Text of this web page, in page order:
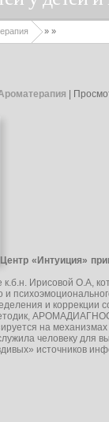
» »
|
Центр «Интуиция»
Ирисовой О.А,
и коррекции
на
человеку для
источников